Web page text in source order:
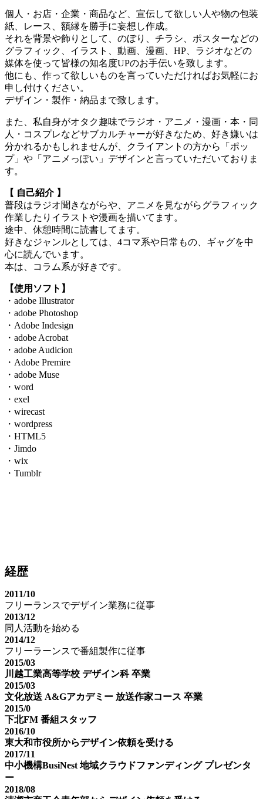
個人・お店・企業・商品など、宣伝して欲しい人や物の包装
紙、レース、額縁を勝手に妄想し作成。
それを背景や飾りとして、のぼり、チラシ、ポスターなどの
グラフィック、イラスト、動画、漫画、HP、ラジオなどの
媒体を使って皆様の知名度UPのお手伝いを致します。
他にも、作って欲しいものを言っていただければお気軽にお
申し付けください。
デザイン・製作・納品まで致します。
また、私自身がオタク趣味でラジオ・アニメ・漫画・本・同
人・コスプレなどサブカルチャーが好きなため、好き嫌いは
分かれるかもしれませんが、クライアントの方から「ポッ
プ」や「アニメっぽい」デザインと言っていただいておりま
す。
【 自己紹介 】
普段はラジオ聞きながらや、アニメを見ながらグラフィック
作業したりイラストや漫画を描いてます。
途中、休憩時間に読書してます。
好きなジャンルとしては、4コマ系や日常もの、ギャグを中
心に読んでいます。
本は、コラム系が好きです。
【使用ソフト】
・adobe Illustrator
・adobe Photoshop
・Adobe Indesign
・adobe Acrobat
・adobe Audicion
・Adobe Premire
・adobe Muse
・word
・exel
・wirecast
・wordpress
・HTML5
・Jimdo
・wix
・Tumblr
経歴
2011/10
フリーランスでデザイン業務に従事
2013/12
同人活動を始める
2014/12
フリーラーンスで番組製作に従事
2015/03
川越工業高等学校 デザイン科 卒業
2015/03
文化放送 A&Gアカデミー 放送作家コース 卒業
2015/0
下北FM 番組スタッフ
2016/10
東大和市役所からデザイン依頼を受ける
2017/11
中小機構BusiNest 地域クラウドファンディング プレゼンタ
ー
2018/08